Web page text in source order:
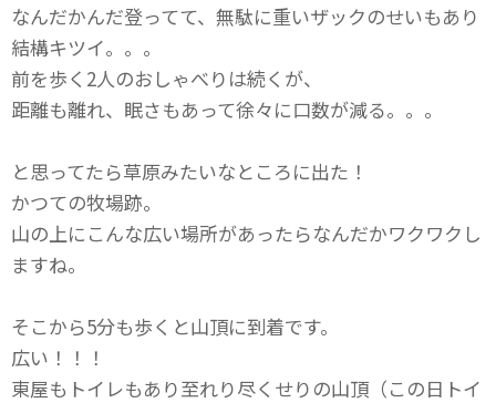
なんだかんだ登ってて、無駄に重いザックのせいもあり
結構キツイ。。。
前を歩く2人のおしゃべりは続くが、
距離も離れ、眠さもあって徐々に口数が減る。。。
と思ってたら草原みたいなところに出た！
かつての牧場跡。
山の上にこんな広い場所があったらなんだかワクワクし
ますね。
そこから5分も歩くと山頂に到着です。
広い！！！
東屋もトイレもあり至れり尽くせりの山頂（この日トイ